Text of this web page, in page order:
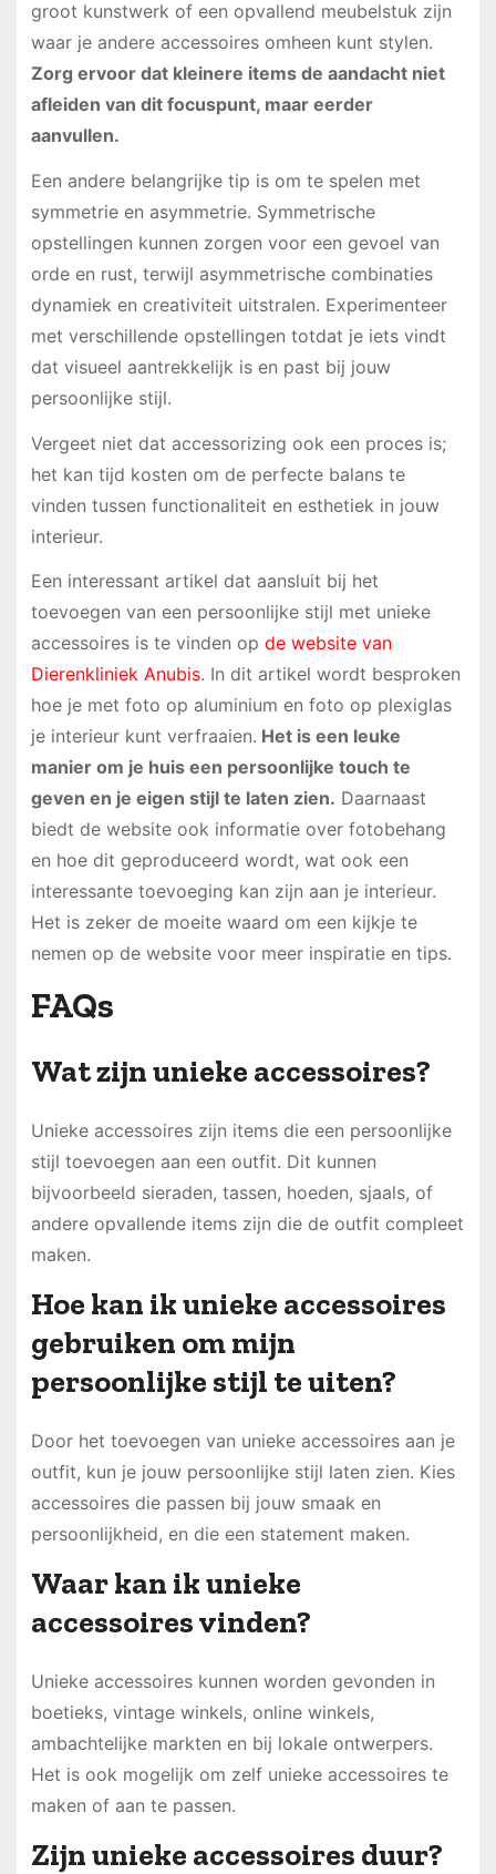
groot kunstwerk of een opvallend meubelstuk zijn
waar je andere accessoires omheen kunt stylen.
Zorg ervoor dat kleinere items de aandacht niet
afleiden van dit focuspunt, maar eerder
aanvullen.
Een andere belangrijke tip is om te spelen met
symmetrie en asymmetrie. Symmetrische
opstellingen kunnen zorgen voor een gevoel van
orde en rust, terwijl asymmetrische combinaties
dynamiek en creativiteit uitstralen. Experimenteer
met verschillende opstellingen totdat je iets vindt
dat visueel aantrekkelijk is en past bij jouw
persoonlijke stijl.
Vergeet niet dat accessorizing ook een proces is;
het kan tijd kosten om de perfecte balans te
vinden tussen functionaliteit en esthetiek in jouw
interieur.
Een interessant artikel dat aansluit bij het
toevoegen van een persoonlijke stijl met unieke
accessoires is te vinden op de website van
Dierenkliniek Anubis. In dit artikel wordt besproken
hoe je met foto op aluminium en foto op plexiglas
je interieur kunt verfraaien. Het is een leuke
manier om je huis een persoonlijke touch te
geven en je eigen stijl te laten zien. Daarnaast
biedt de website ook informatie over fotobehang
en hoe dit geproduceerd wordt, wat ook een
interessante toevoeging kan zijn aan je interieur.
Het is zeker de moeite waard om een kijkje te
nemen op de website voor meer inspiratie en tips.
FAQs
Wat zijn unieke accessoires?
Unieke accessoires zijn items die een persoonlijke
stijl toevoegen aan een outfit. Dit kunnen
bijvoorbeeld sieraden, tassen, hoeden, sjaals, of
andere opvallende items zijn die de outfit compleet
maken.
Hoe kan ik unieke accessoires
gebruiken om mijn
persoonlijke stijl te uiten?
Door het toevoegen van unieke accessoires aan je
outfit, kun je jouw persoonlijke stijl laten zien. Kies
accessoires die passen bij jouw smaak en
persoonlijkheid, en die een statement maken.
Waar kan ik unieke
accessoires vinden?
Unieke accessoires kunnen worden gevonden in
boetieks, vintage winkels, online winkels,
ambachtelijke markten en bij lokale ontwerpers.
Het is ook mogelijk om zelf unieke accessoires te
maken of aan te passen.
Zijn unieke accessoires duur?